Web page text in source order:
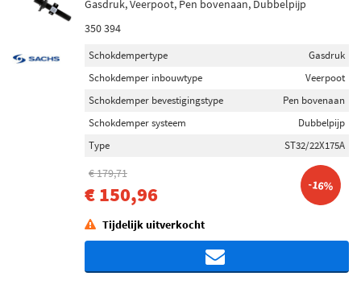
Gasdruk, Veerpoot, Pen bovenaan, Dubbelpijp
350 394
Schokdempertype
Gasdruk
Schokdemper inbouwtype
Veerpoot
Schokdemper bevestigingstype
Pen bovenaan
Schokdemper systeem
Dubbelpijp
Type
ST32/22X175A
€ 179,71
€ 150,96 -16%
Tijdelijk uitverkocht